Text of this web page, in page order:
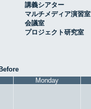
講義シアター
マルチメディア演習室
会議室
プロジェクト研究室
Monday